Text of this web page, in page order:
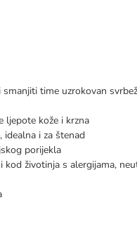
time uzrokovan svrbež
ljepote kože i krzna
idealna i za štenad
porijekla
kod životinja s alergijama,